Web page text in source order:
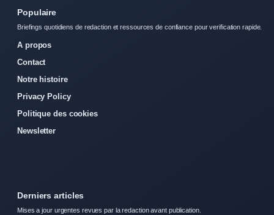
Populaire
Briefings quotidiens de redaction et ressources de confiance pour verification rapide.
A propos
Contact
Notre histoire
Privacy Policy
Politique des cookies
Newsletter
Derniers articles
Mises a jour urgentes revues par la redaction avant publication.